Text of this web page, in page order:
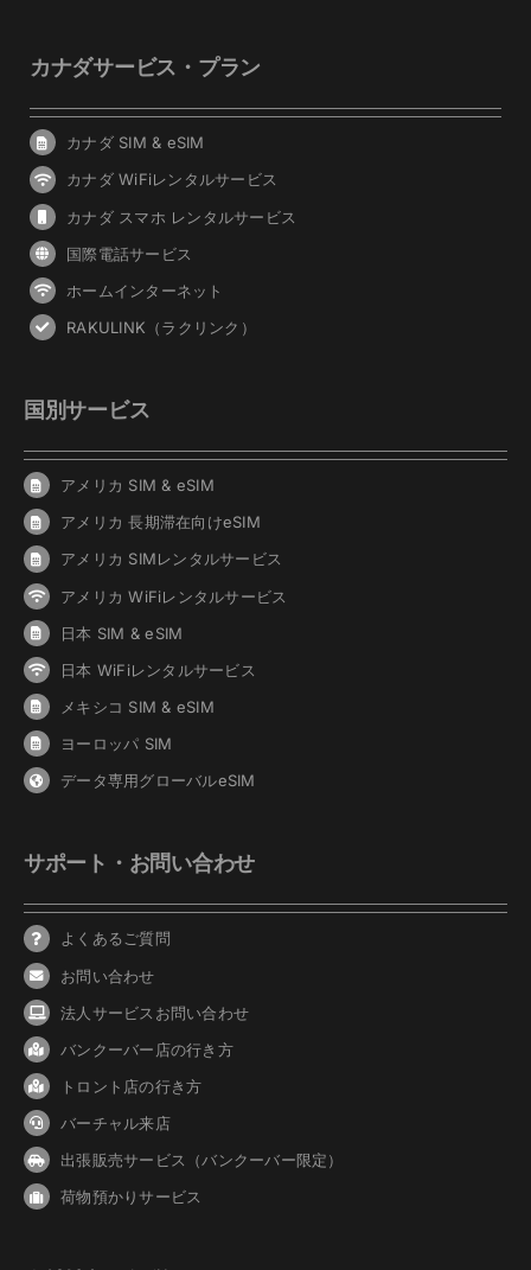
カナダサービス・プラン
カナダ SIM & eSIM
カナダ WiFiレンタルサービス
カナダ スマホ レンタルサービス
国際電話サービス
ホームインターネット
RAKULINK（ラクリンク）
国別サービス
アメリカ SIM & eSIM
アメリカ 長期滞在向けeSIM
アメリカ SIMレンタルサービス
アメリカ WiFiレンタルサービス
日本 SIM & eSIM
日本 WiFiレンタルサービス
メキシコ SIM & eSIM
ヨーロッパ SIM
データ専用グローバルeSIM
サポート・お問い合わせ
よくあるご質問
お問い合わせ
法人サービスお問い合わせ
バンクーバー 店の行き方
トロント店の行き方
バーチャル来店
出張販売サービス（バンクーバー限定）
荷物預かりサービス